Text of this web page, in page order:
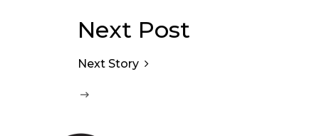
Next Post
Next Story